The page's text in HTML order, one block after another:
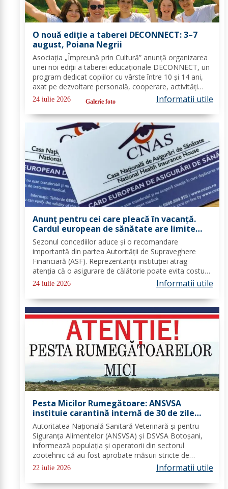
O nouă ediție a taberei DECONNECT: 3–7
august, Poiana Negrii
Asociația „Împreună prin Cultură” anunță organizarea
unei noi ediții a taberei educaționale DECONNECT, un
program dedicat copiilor cu vârste între 10 și 14 ani,
axat pe dezvoltare personală, cooperare, activități
outdoor și deconectare totală de la telefon. O tabără
cu sens, nu doar o vacanță!...
24 iulie 2026 Galerie foto Informatii utile
Anunț pentru cei care pleacă în vacanță.
Cardul european de sănătate are limite
importante. Greșeala care te poate costa
mii de euro
Sezonul concediilor aduce și o recomandare
importantă din partea Autorității de Supraveghere
Financiară (ASF). Reprezentanții instituției atrag
atenția că o asigurare de călătorie poate evita costuri
uriașe în cazul unor probleme medicale, al anulării
24 iulie 2026 Informatii utile
Pesta Micilor Rumegătoare: ANSVSA
instituie carantină internă de 30 de zile
pentru ovine și caprine
Autoritatea Națională Sanitară Veterinară și pentru
Siguranța Alimentelor (ANSVSA) și DSVSA Botoșani,
informează populația și operatorii din sectorul
zootehnic că au fost aprobate măsuri stricte de
urgență pe întreg teritoriul României. Decizia nr. 1,
emisă de Comitetul Național pentru Situații de...
22 iulie 2026 Informatii utile